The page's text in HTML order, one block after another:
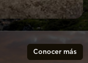
Conocer más